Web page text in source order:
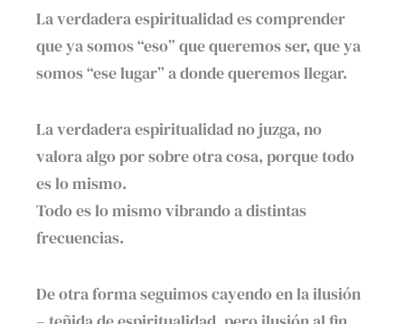
La verdadera espiritualidad es comprender
que ya somos “eso” que queremos ser, que ya
somos “ese lugar” a donde queremos llegar.
La verdadera espiritualidad no juzga, no
valora algo por sobre otra cosa, porque todo
es lo mismo.
Todo es lo mismo vibrando a distintas
frecuencias.
De otra forma seguimos cayendo en la ilusión